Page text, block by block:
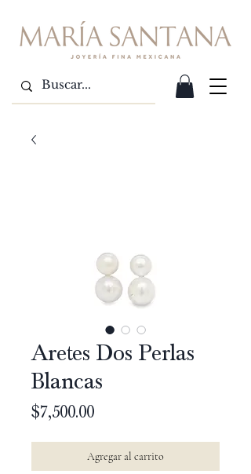
Aretes Dos Perlas
Blancas
$7,500.00Precio
Agregar al carrito